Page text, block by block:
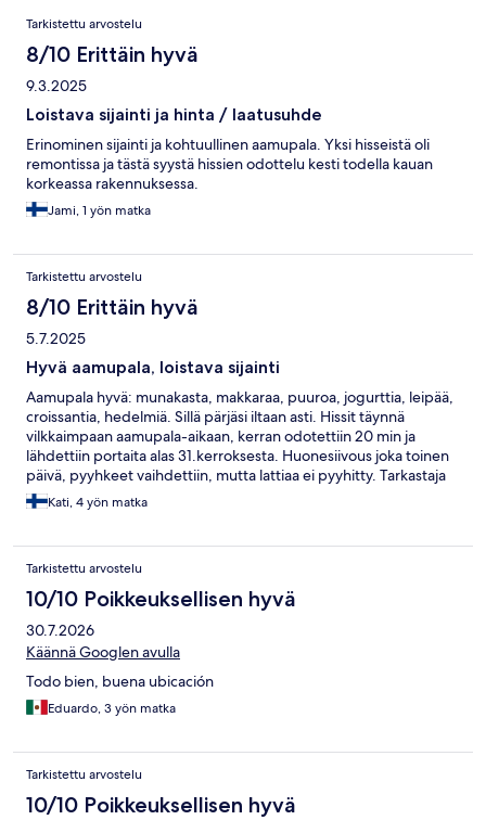
Arvostelut
Tarkistettu arvostelu
8/10 Erittäin hyvä
9.3.2025
Loistava sijainti ja hinta / laatusuhde
Erinominen sijainti ja kohtuullinen aamupala. Yksi hisseistä oli
remontissa ja tästä syystä hissien odottelu kesti todella kauan
korkeassa rakennuksessa.
Jami, 1 yön matka
Tarkistettu arvostelu
8/10 Erittäin hyvä
5.7.2025
Hyvä aamupala, loistava sijainti
Aamupala hyvä: munakasta, makkaraa, puuroa, jogurttia, leipää,
croissantia, hedelmiä. Sillä pärjäsi iltaan asti. Hissit täynnä
vilkkaimpaan aamupala-aikaan, kerran odotettiin 20 min ja
lähdettiin portaita alas 31.kerroksesta. Huonesiivous joka toinen
päivä, pyyhkeet vaihdettiin, mutta lattiaa ei pyyhitty. Tarkastaja
kävi ovella, kerroin tilanteesta ja joku oli käynyt korjaamassa
asian. Henkilökunta avuliasta ja ystävällistä. Sijainti loistava, Times
authoritysta suoraan JFK:lle. Aulassa helteellä jäävettä tarjolla ja
alkuviikosta snack-tarjoilu juomien kera illalla
aamupalahuoneessa. Ilmastointi huoneessa äänekäs ja sängyn
vieressä lattialla, mutta me olimme helteellä siitä ainoastaan
iloisia. Kaiken kaikkiaan hintansa arvoinen hotelli!
Kati, 4 yön matka
Tarkistettu arvostelu
10/10 Poikkeuksellisen hyvä
30.7.2026
Käännä Googlen avulla
Todo bien, buena ubicación
Eduardo, 3 yön matka
Tarkistettu arvostelu
10/10 Poikkeuksellisen hyvä